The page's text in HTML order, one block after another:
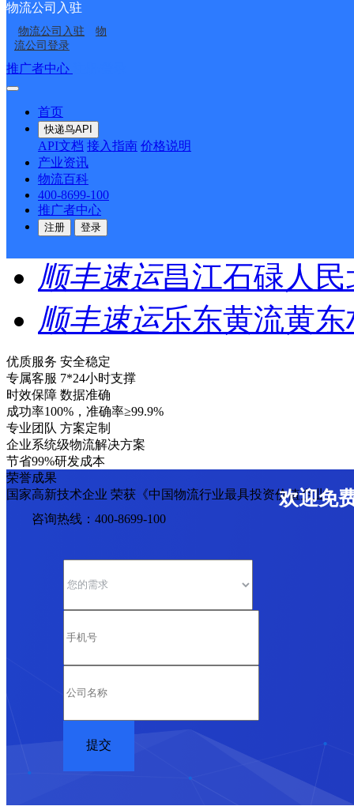
物流公司入驻
物流公司入驻
物
流公司登录
推广者中心
首页
快递鸟API
API文档 接入指南 价格说明
产业资讯
物流百科
400-8699-100
推广者中心
注册 登录
顺丰速运
顺丰速运
顺丰速运
顺丰速运白沙牙叉桥
顺丰速运
顺丰速运
顺丰速运昌江石碌人
顺丰速运乐东黄流黄
优质服务 安全稳定
专属客服 7*24小时支撑
时效保障 数据准确
成功率100%，准确率≥99.9%
专业团队 方案定制
企业系统级物流解决方案
节省99%研发成本
荣誉成果
国家高新技术企业 荣获《中国物流行业最具投资价值企业》
欢迎免
咨询热线：400-8699-100